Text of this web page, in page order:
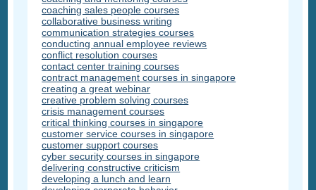
coaching sales people courses
collaborative business writing
communication strategies courses
conducting annual employee reviews
conflict resolution courses
contact center training courses
contract management courses in singapore
creating a great webinar
creative problem solving courses
crisis management courses
critical thinking courses in singapore
customer service courses in singapore
customer support courses
cyber security courses in singapore
delivering constructive criticism
developing a lunch and learn